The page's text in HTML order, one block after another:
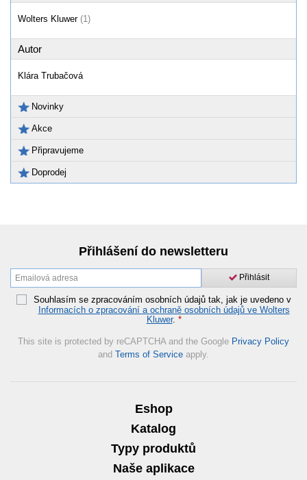
Wolters Kluwer (1)
Autor
Klára Trubačová
Novinky
Akce
Připravujeme
Doprodej
Přihlášení do newsletteru
Přihlásit
Souhlasím se zpracováním osobních údajů tak, jak je uvedeno v
Informacích o zpracování a ochraně osobních údajů ve Wolters
Kluwer. *
This site is protected by reCAPTCHA and the Google Privacy Policy
and Terms of Service apply.
Eshop
Katalog
Typy produktů
Naše aplikace